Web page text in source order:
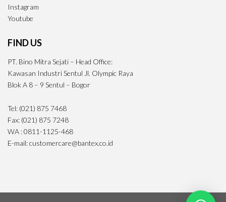
Instagram
Youtube
FIND US
PT. Bino Mitra Sejati – Head Office:
Kawasan Industri Sentul Jl. Olympic Raya
Blok A 8 – 9 Sentul – Bogor
Tel: (021) 875 7468
Fax: (021) 875 7248
WA : 0811-1125-468
E-mail: customercare@bantex.co.id